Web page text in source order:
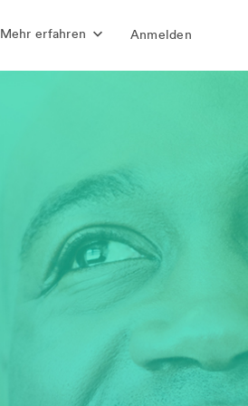
Mehr erfahren Anmelden